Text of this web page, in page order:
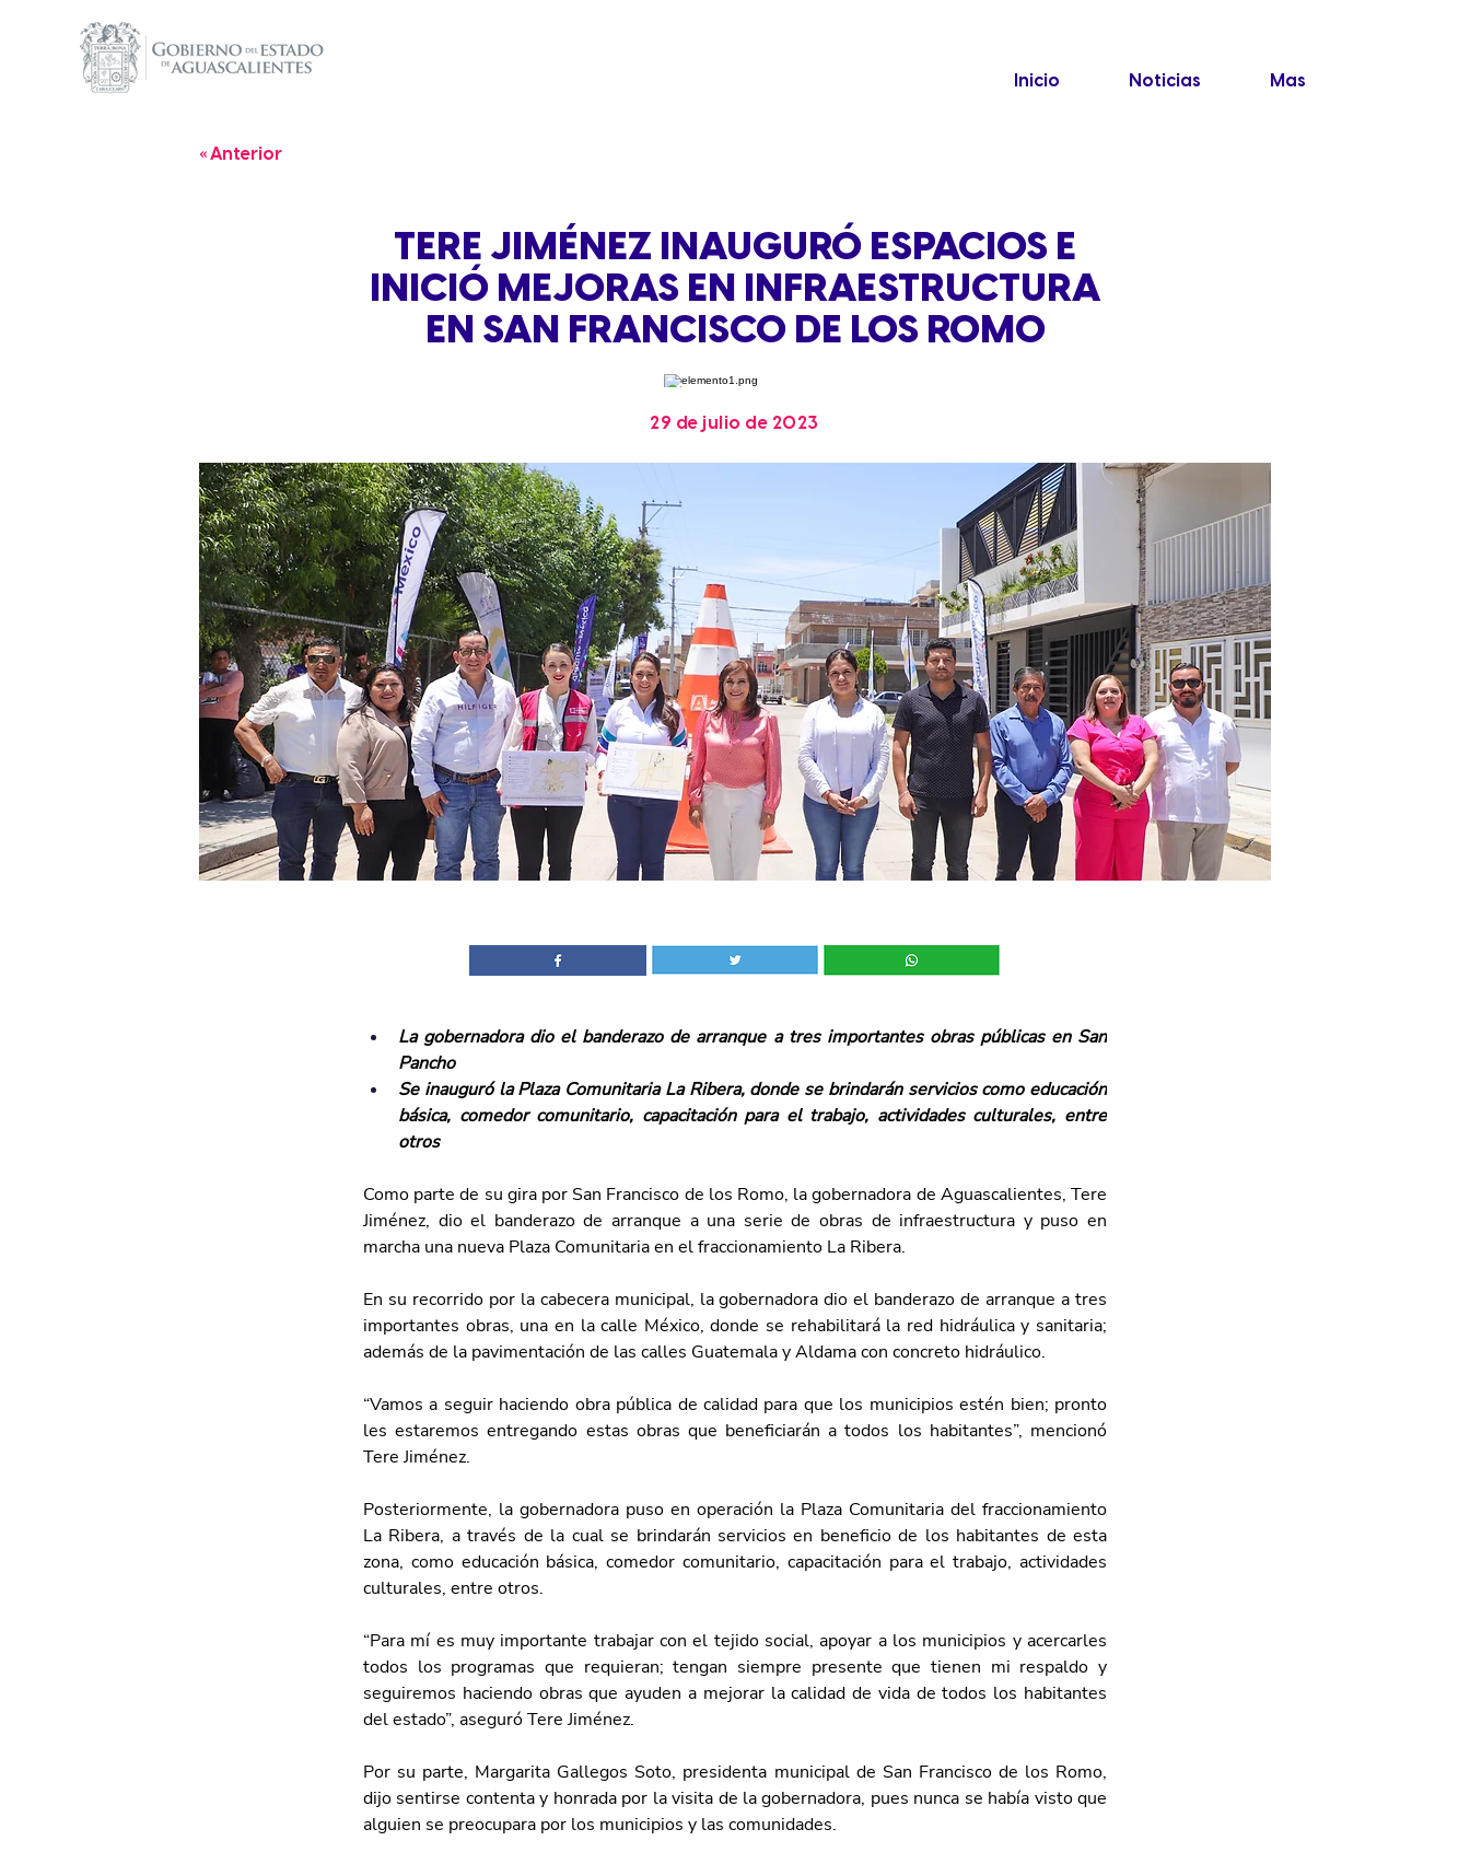
Inicio Noticias Mas
« Anterior
TERE JIMÉNEZ INAUGURÓ ESPACIOS E
INICIÓ MEJORAS EN INFRAESTRUCTURA
EN SAN FRANCISCO DE LOS ROMO
29 de julio de 2023
La gobernadora dio el banderazo de arranque a tres importantes obras públicas en San
Pancho
Se inauguró la Plaza Comunitaria La Ribera, donde se brindarán servicios como educación
básica, comedor comunitario, capacitación para el trabajo, actividades culturales, entre
otros
Como parte de su gira por San Francisco de los Romo, la gobernadora de Aguascalientes, Tere
Jiménez, dio el banderazo de arranque a una serie de obras de infraestructura y puso en
marcha una nueva Plaza Comunitaria en el fraccionamiento La Ribera.
En su recorrido por la cabecera municipal, la gobernadora dio el banderazo de arranque a tres
importantes obras, una en la calle México, donde se rehabilitará la red hidráulica y sanitaria;
además de la pavimentación de las calles Guatemala y Aldama con concreto hidráulico.
“Vamos a seguir haciendo obra pública de calidad para que los municipios estén bien; pronto
les estaremos entregando estas obras que beneficiarán a todos los habitantes”, mencionó
Tere Jiménez.
Posteriormente, la gobernadora puso en operación la Plaza Comunitaria del fraccionamiento
La Ribera, a través de la cual se brindarán servicios en beneficio de los habitantes de esta
zona, como educación básica, comedor comunitario, capacitación para el trabajo, actividades
culturales, entre otros.
“Para mí es muy importante trabajar con el tejido social, apoyar a los municipios y acercarles
todos los programas que requieran; tengan siempre presente que tienen mi respaldo y
seguiremos haciendo obras que ayuden a mejorar la calidad de vida de todos los habitantes
del estado”, aseguró Tere Jiménez.
Por su parte, Margarita Gallegos Soto, presidenta municipal de San Francisco de los Romo,
dijo sentirse contenta y honrada por la visita de la gobernadora, pues nunca se había visto que
alguien se preocupara por los municipios y las comunidades.